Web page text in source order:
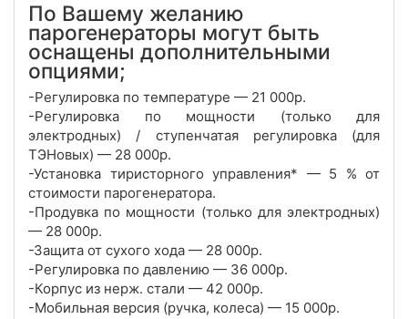
По Вашему желанию
парогенераторы могут быть
оснащены дополнительными
опциями;
-Регулировка по температуре — 21 000р.
-Регулировка по мощности (только для
электродных) / ступенчатая регулировка (для
ТЭНовых) — 28 000р.
-Установка тиристорного управления* — 5 % от
стоимости парогенератора.
-Продувка по мощности (только для электродных)
— 28 000р.
-Защита от сухого хода — 28 000р.
-Регулировка по давлению — 36 000р.
-Корпус из нерж. стали — 42 000р.
-Мобильная версия (ручка, колеса) — 15 000р.